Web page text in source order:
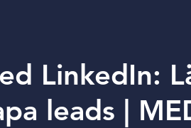
LinkedIn:
leads |